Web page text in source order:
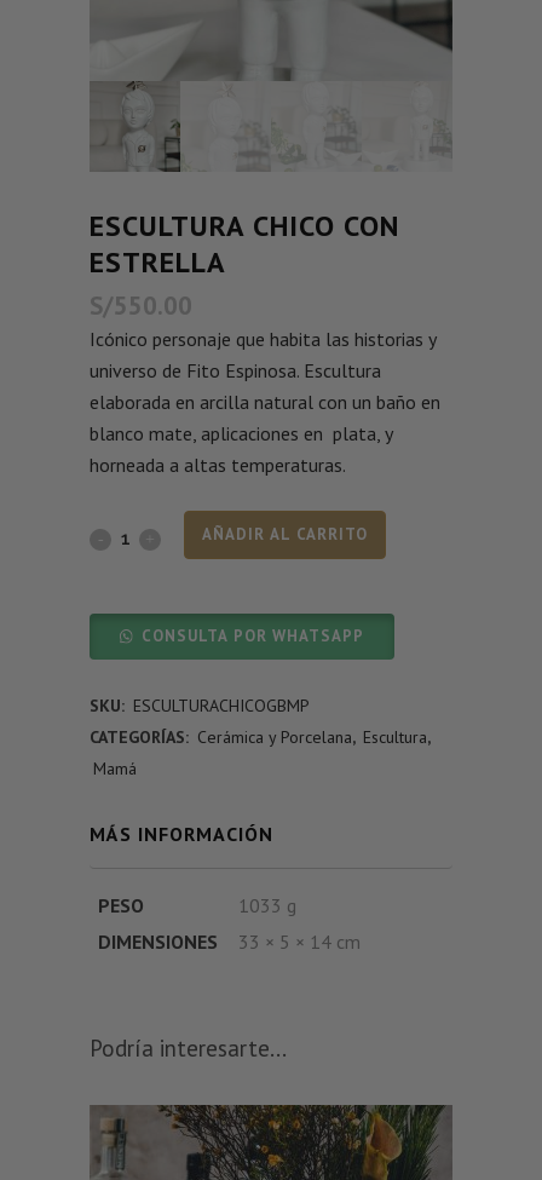
ESCULTURA CHICO CON
ESTRELLA
S/550.00
Icónico personaje que habita las historias y
universo de Fito Espinosa. Escultura
elaborada en arcilla natural con un baño en
blanco mate, aplicaciones en plata, y
horneada a altas temperaturas.
AÑADIR AL CARRITO
CONSULTA POR WHATSAPP
SKU: ESCULTURACHICOGBMP
CATEGORÍAS: Cerámica y Porcelana, Escultura,
Mamá
MÁS INFORMACIÓN
PESO
1033 g
DIMENSIONES
33 × 5 × 14 cm
Podría interesarte...